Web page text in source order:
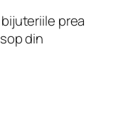
prea
din